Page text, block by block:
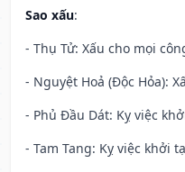
Sao xấu:
- Thụ Tử: Xấu cho mọi
- Nguyệt Hoả (Độc Hỏa):
- Phủ Đầu Dát: Kỵ việc
- Tam Tang: Kỵ việc khởi